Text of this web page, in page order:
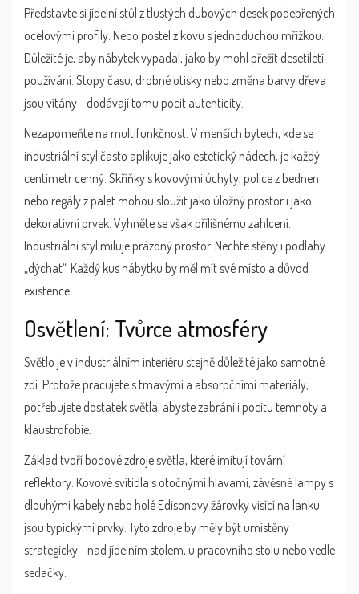
Představte si jídelní stůl z tlustých dubových desek podepřených
ocelovými profily. Nebo postel z kovu s jednoduchou mřížkou.
Důležité je, aby nábytek vypadal, jako by mohl přežít desetiletí
používání. Stopy času, drobné otisky nebo změna barvy dřeva
jsou vítány - dodávají tomu pocit autenticity.
Nezapomeňte na multifunkčnost. V menších bytech, kde se
industriální styl často aplikuje jako estetický nádech, je každý
centimetr cenný. Skříňky s kovovými úchyty, police z bednen
nebo regály z palet mohou sloužit jako úložný prostor i jako
dekorativní prvek. Vyhněte se však přílišnému zahlcení.
Industriální styl miluje prázdný prostor. Nechte stěny i podlahy
„dýchat“. Každý kus nábytku by měl mít své místo a důvod
existence.
Osvětlení: Tvůrce atmosféry
Světlo je v industriálním interiéru stejně důležité jako samotné
zdi. Protože pracujete s tmavými a absorpčními materiály,
potřebujete dostatek světla, abyste zabránili pocitu temnoty a
klaustrofobie.
Základ tvoří bodové zdroje světla, které imitují tovární
reflektory. Kovové svítidla s otočnými hlavami, závěsné lampy s
dlouhými kabely nebo holé Edisonovy žárovky visící na lanku
jsou typickými prvky. Tyto zdroje by měly být umístěny
strategicky - nad jídelním stolem, u pracovního stolu nebo vedle
sedačky.